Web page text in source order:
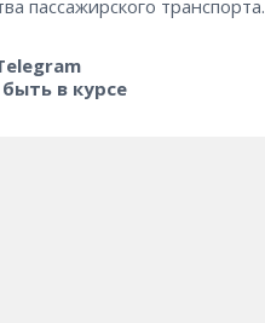
пассажирского транспорта.
в курсе